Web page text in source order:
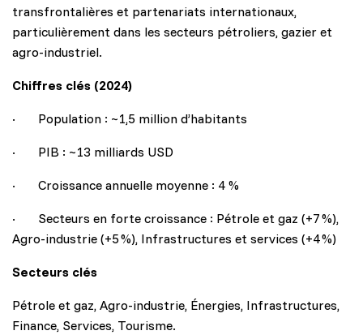
transfrontalières et partenariats internationaux,
particulièrement dans les secteurs pétroliers, gazier et
agro-industriel.
Chiffres clés (2024)
· Population : ~1,5 million d’habitants
· PIB : ~13 milliards USD
· Croissance annuelle moyenne : 4 %
· Secteurs en forte croissance : Pétrole et gaz (+7 %),
Agro-industrie (+5 %), Infrastructures et services (+4 %)
Secteurs clés
Pétrole et gaz, Agro-industrie, Énergies, Infrastructures,
Finance, Services, Tourisme.